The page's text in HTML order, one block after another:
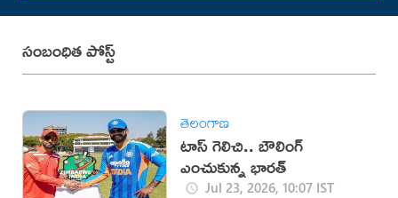
సంబంధిత పోస్ట్
తెలంగాణ
టాస్ గెలిచి.. బౌలింగ్
ఎంచుకున్న భారత్
Jul 23, 2026, 10:07 IST